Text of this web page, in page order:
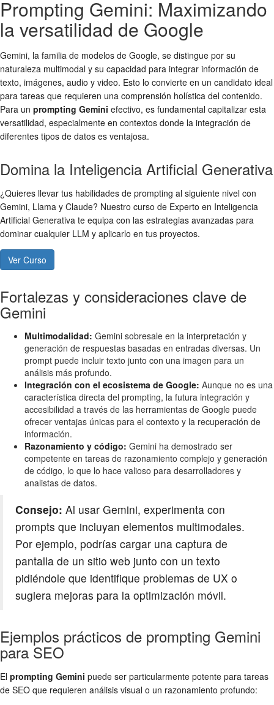
Prompting Gemini: Maximizando
la versatilidad de Google
Gemini, la familia de modelos de Google, se distingue por su
naturaleza multimodal y su capacidad para integrar información de
texto, imágenes, audio y video. Esto lo convierte en un candidato ideal
para tareas que requieren una comprensión holística del contenido.
Para un prompting Gemini efectivo, es fundamental capitalizar esta
versatilidad, especialmente en contextos donde la integración de
diferentes tipos de datos es ventajosa.
Domina la Inteligencia Artificial Generativa
¿Quieres llevar tus habilidades de prompting al siguiente nivel con
Gemini, Llama y Claude? Nuestro curso de Experto en Inteligencia
Artificial Generativa te equipa con las estrategias avanzadas para
dominar cualquier LLM y aplicarlo en tus proyectos.
Ver Curso
Fortalezas y consideraciones clave de
Gemini
Multimodalidad: Gemini sobresale en la interpretación y
generación de respuestas basadas en entradas diversas. Un
prompt puede incluir texto junto con una imagen para un
análisis más profundo.
Integración con el ecosistema de Google: Aunque no es una
característica directa del prompting, la futura integración y
accesibilidad a través de las herramientas de Google puede
ofrecer ventajas únicas para el contexto y la recuperación de
información.
Razonamiento y código: Gemini ha demostrado ser
competente en tareas de razonamiento complejo y generación
de código, lo que lo hace valioso para desarrolladores y
analistas de datos.
Consejo: Al usar Gemini, experimenta con
prompts que incluyan elementos multimodales.
Por ejemplo, podrías cargar una captura de
pantalla de un sitio web junto con un texto
pidiéndole que identifique problemas de UX o
sugiera mejoras para la optimización móvil.
Ejemplos prácticos de prompting Gemini
para SEO
El prompting Gemini puede ser particularmente potente para tareas
de SEO que requieren análisis visual o un razonamiento profundo: